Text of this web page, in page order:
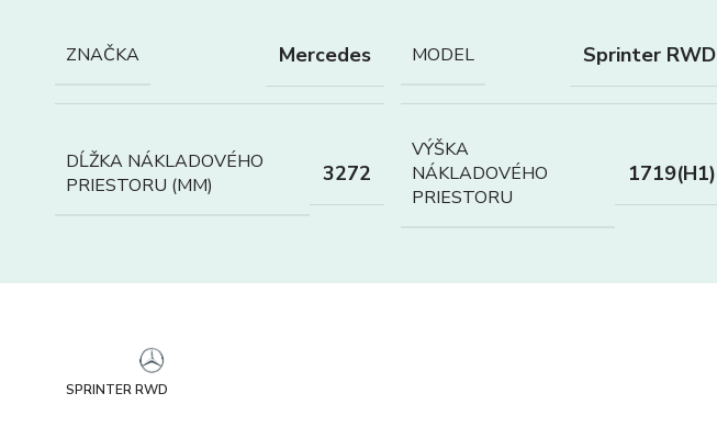
ZNAČKA Mercedes MODEL Sprinter RWD
DĹŽKA NÁKLADOVÉHO
PRIESTORU (MM)
3272
VÝŠKA
NÁKLADOVÉHO
PRIESTORU
1719(H1)
SPRINTER RWD